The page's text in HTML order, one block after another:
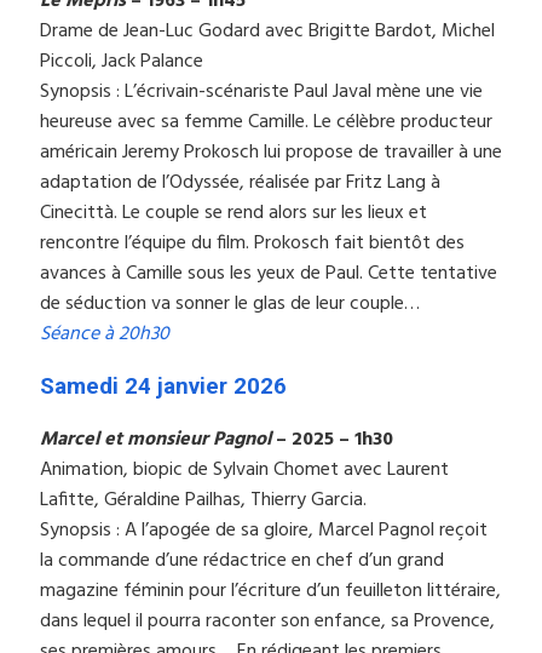
Drame de Jean-Luc Godard avec Brigitte Bardot, Michel
Piccoli, Jack Palance
Synopsis : L’écrivain-scénariste Paul Javal mène une vie
heureuse avec sa femme Camille. Le célèbre producteur
américain Jeremy Prokosch lui propose de travailler à une
adaptation de l’Odyssée, réalisée par Fritz Lang à
Cinecittà. Le couple se rend alors sur les lieux et
rencontre l’équipe du film. Prokosch fait bientôt des
avances à Camille sous les yeux de Paul. Cette tentative
de séduction va sonner le glas de leur couple…
Séance à 20h30
Samedi 24 janvier 2026
Marcel et monsieur Pagnol– 2025 – 1h30
Animation, biopic de Sylvain Chomet avec Laurent
Lafitte, Géraldine Pailhas, Thierry Garcia.
Synopsis : A l’apogée de sa gloire, Marcel Pagnol reçoit
la commande d’une rédactrice en chef d’un grand
magazine féminin pour l’écriture d’un feuilleton littéraire,
dans lequel il pourra raconter son enfance, sa Provence,